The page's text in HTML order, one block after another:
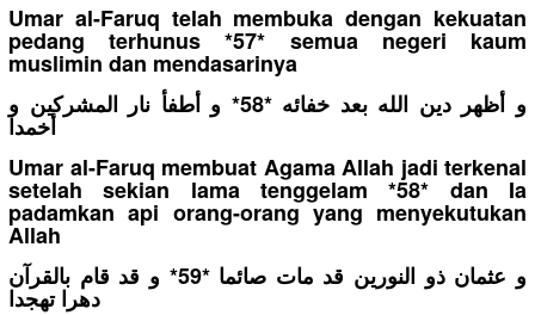
Umar al-Faruq telah membuka dengan kekuatan
pedang terhunus *57* semua negeri kaum
muslimin dan mendasarinya
و أظهر دين الله بعد خفائه *58* و أطفأ نار المشركين و
أخمدا
Umar al-Faruq membuat Agama Allah jadi terkenal
setelah sekian lama tenggelam *58* dan Ia
padamkan api orang-orang yang menyekutukan
Allah
و عثمان ذو النورين قد مات صائما *59* و قد قام بالقرآن
دهرا تهجدا